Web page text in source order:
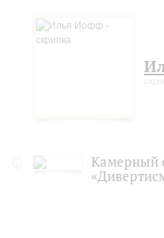
полушариях: когда в
Камерный